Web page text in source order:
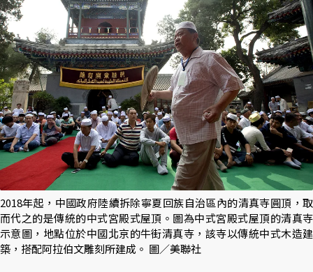
2018年起，中國政府陸續拆除寧夏回族自治區內的清真寺圓頂，取
而代之的是傳統的中式宮殿式屋頂。圖為中式宮殿式屋頂的清真寺
示意圖，地點位於中國北京的牛街清真寺，該寺以傳統中式木造建
築，搭配阿拉伯文雕刻所建成。 圖／美聯社